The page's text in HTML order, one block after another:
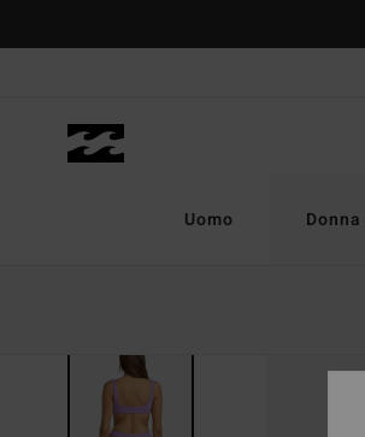
prodotto
Uomo Donna